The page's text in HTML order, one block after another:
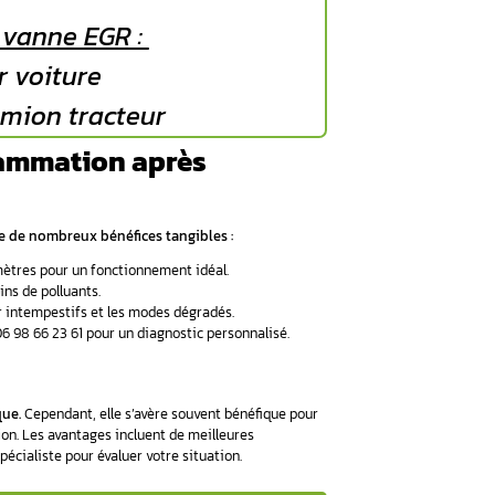
à long terme.
adaptée assure le bon fonctionnement de votre moteur et
une reprogrammation
est réalisé.
professionnel conforme aux normes des constructeurs.
garantir un résultat optimal.
reprogrammation réussie ?